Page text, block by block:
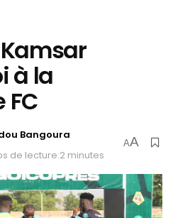
Kamsar
à la
FC
Bangoura
de lecture:2 minutes
AA